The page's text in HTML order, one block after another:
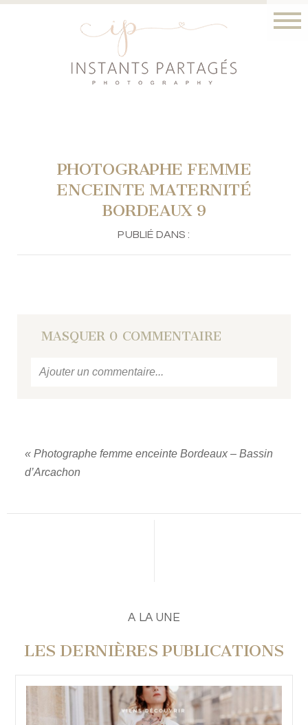
PHOTOGRAPHE FEMME
ENCEINTE MATERNITÉ
BORDEAUX 9
PUBLIÉ DANS :
MASQUER 0 COMMENTAIRE
Ajouter un commentaire...
« Photographe femme enceinte Bordeaux – Bassin
d’Arcachon
A LA UNE
LES DERNIÈRES PUBLICATIONS